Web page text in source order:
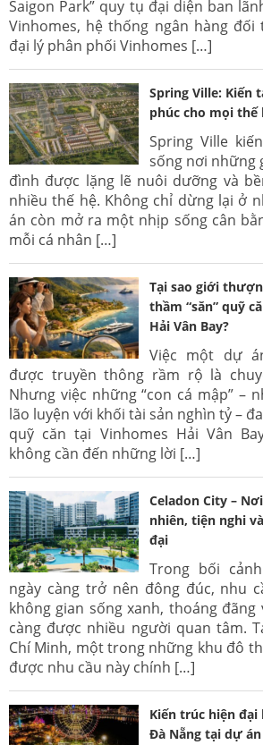
Saigon Park” quy tụ đại diện ban
Vinhomes, hệ thống ngân hàng đối
đại lý phân phối Vinhomes […]
Spring Ville: Kiến
phúc cho mọi thế
Spring Ville
sống nơi những
đình được lặng lẽ nuôi dưỡng và
nhiều thế hệ. Không chỉ dừng lại ở
án còn mở ra một nhịp sống cân
mỗi cá nhân […]
Tại sao giới
thầm “săn” quỹ
Hải Vân Bay?
Việc một dự
được truyền thông rầm rộ là
Nhưng việc những “con cá mập” –
lão luyện với khối tài sản nghìn tỷ –
quỹ căn tại Vinhomes Hải Vân
không cần đến những lời […]
Celadon City –
nhiên, tiện nghi
đại
Trong bối
ngày càng trở nên đông đúc, nhu
không gian sống xanh, thoáng đãng
càng được nhiều người quan tâm.
Chí Minh, một trong những khu đô
được nhu cầu này chính […]
Kiến trúc hiện đại
Đà Nẵng tại dự